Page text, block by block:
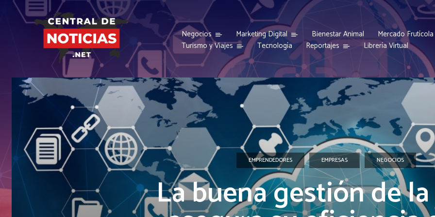
Negocios Marketing Digital Bienestar Animal
Mercado Frutícola
Turismo y Viajes
Tecnología Reportajes Librería Virtual
EMPRENDEDORES EMPRESAS NEGOCIOS
La buena gestión de